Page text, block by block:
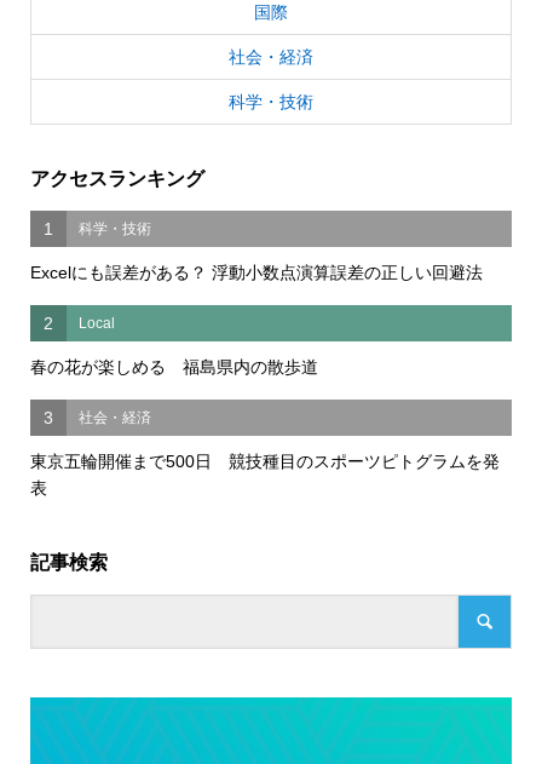
国際
社会・経済
科学・技術
アクセスランキング
1 科学・技術
Excelにも誤差がある？ 浮動小数点演算誤差の正しい回避法
2 Local
春の花が楽しめる 福島県内の散歩道
3 社会・経済
東京五輪開催まで500日 競技種目のスポーツピトグラムを発
表
記事検索